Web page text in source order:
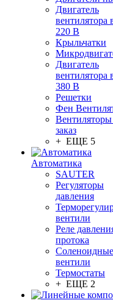
Двигатель
вентилятора
220 В
Крыльчатки
Двигатель
вентилятора
380 В
Решетки
Фен
заказ
+ ЕЩЕ 5
Автоматика
SAUTER
Регуляторы
давления
вентили
Реле
протока
Соленоидные
вентили
Термостаты
+ ЕЩЕ 2